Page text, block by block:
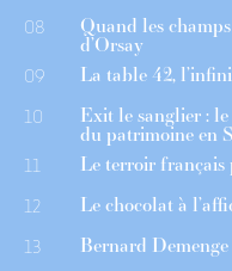
08 Quand les
d’Orsay
09 La table 42,
10 Exit le sanglier :
du patrimoine en
11 Le terroir français
12 Le chocolat à
13 Bernard